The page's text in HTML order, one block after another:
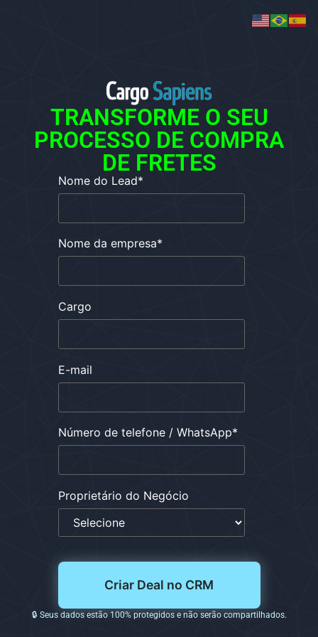
TRANSFORME O SEU
PROCESSO DE COMPRA
DE FRETES
Nome do Lead*
Nome da empresa*
Cargo
E-mail
Número de telefone / WhatsApp*
Proprietário do Negócio
🔒 Seus dados estão 100% protegidos e não serão compartilhados.